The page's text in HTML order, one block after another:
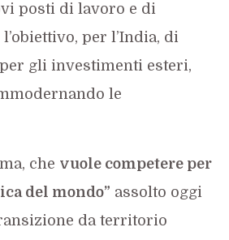
posti di lavoro e di
per l’India, di
gli investimenti esteri,
le
che vuole competere per
del mondo” assolto oggi
da territorio